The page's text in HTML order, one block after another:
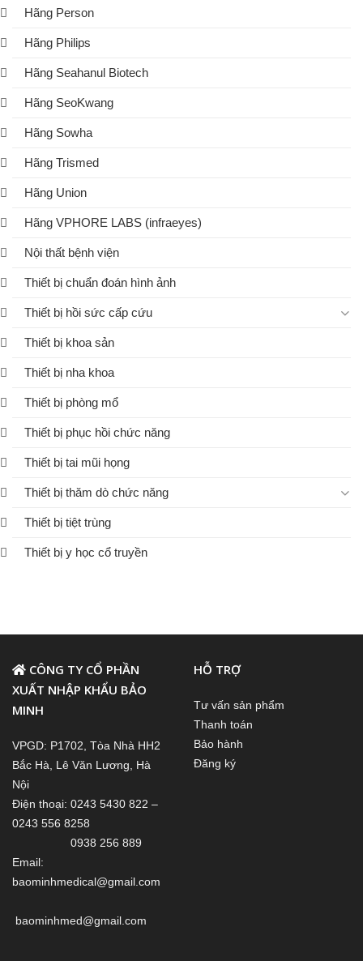
Hãng Person
Hãng Philips
Hãng Seahanul Biotech
Hãng SeoKwang
Hãng Sowha
Hãng Trismed
Hãng Union
Hãng VPHORE LABS (infraeyes)
Nội thất bệnh viện
Thiết bị chuẩn đoán hình ảnh
Thiết bị hồi sức cấp cứu
Thiết bị khoa sản
Thiết bị nha khoa
Thiết bị phòng mổ
Thiết bị phục hồi chức năng
Thiết bị tai mũi họng
Thiết bị thăm dò chức năng
Thiết bị tiệt trùng
Thiết bị y học cổ truyền
CÔNG TY CỔ PHẦN
XUẤT NHẬP KHẨU BẢO
MINH
VPGD: P1702, Tòa Nhà HH2
Bắc Hà, Lê Văn Lương, Hà
Nội
Điện thoại: 0243 5430 822 –
0243 556 8258
0938 256 889
Email:
baominhmedical@gmail.com
baominhmed@gmail.com
HỖ TRỢ
Tư vấn sản phẩm
Thanh toán
Bảo hành
Đăng ký